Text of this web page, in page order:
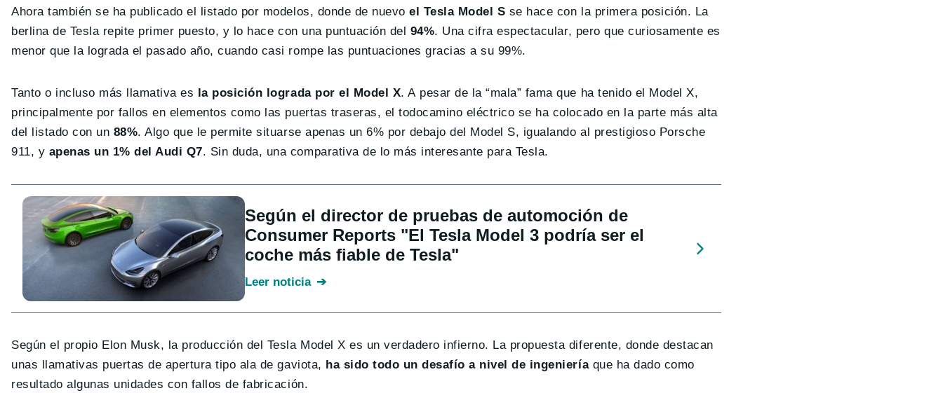
Ahora también se ha publicado el listado por modelos, donde de nuevoel Tesla Model S se hace con la primera posición. La
berlina de Tesla repite primer puesto, y lo hace con una puntuación del 94%. Una cifra espectacular, pero que curiosamente es
menor que la lograda el pasado año, cuando casi rompe las puntuaciones gracias a su 99%.
Tanto o incluso más llamativa es la posición lograda por el Model X. A pesar de la “mala” fama que ha tenido el Model X,
principalmente por fallos en elementos como las puertas traseras, el todocamino eléctrico se ha colocado en la parte más alta
del listado con un 88%. Algo que le permite situarse apenas un 6% por debajo del Model S, igualando al prestigioso Porsche
911, y apenas un 1% del Audi Q7. Sin duda, una comparativa de lo más interesante para Tesla.
Según el director de pruebas de automoción de
Consumer Reports "El Tesla Model 3 podría ser el
coche más fiable de Tesla"
Leer noticia
Según el propio Elon Musk, la producción del Tesla Model X es un verdadero infierno. La propuesta diferente, donde destacan
unas llamativas puertas de apertura tipo ala de gaviota, ha sido todo un desafío a nivel de ingenieríaque ha dado como
resultado algunas unidades con fallos de fabricación.